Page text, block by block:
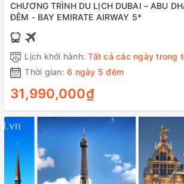
CHƯƠNG TRÌNH DU LỊCH DUBAI – ABU
ĐÊM - BAY EMIRATE AIRWAY 5*
Lịch khởi hành:Tất cả các ngày trong
Thời gian: 6 ngày 5 đêm
31,990,000₫